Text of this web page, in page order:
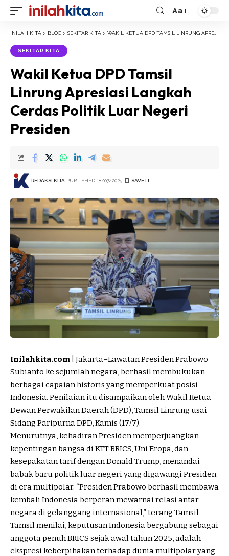
Font
Aa
INILAH KITA > BLOG > SEKITAR KITA > WAKIL KETUA DPD TAMSIL LINRUNG APRESIASI LANGKAH CERDAS POLITIK LUAR NEGERI PRESIDEN
SEKITAR KITA
Wakil Ketua DPD Tamsil
Linrung Apresiasi Langkah
Cerdas Politik Luar Negeri
Presiden
REDAKSI KITA PUBLISHED 18/07/2025
Inilahkita.com | Jakarta–Lawatan Presiden Prabowo
Subianto ke sejumlah negara, berhasil membukukan
berbagai capaian historis yang memperkuat posisi
Indonesia. Penilaian itu disampaikan oleh Wakil Ketua
Dewan Perwakilan Daerah (DPD),Tamsil Linrung usai
Sidang Paripurna DPD, Kamis (17/7).
Menurutnya, kehadiran Presiden memperjuangkan
kepentingan bangsa di KTT BRICS, Uni Eropa, dan
kesepakatan tarif dengan Donald Trump, menandai
babak baru politik luar negeri yang digawangi Presiden
di era multipolar. “Presiden Prabowo berhasil membawa
kembali Indonesia berperan mewarnai relasi antar
negara di gelanggang internasional,” terang Tamsil
Tamsil menilai, keputusan Indonesia bergabung sebagai
anggota penuh BRICS sejak awal tahun 2025, adalah
ekspresi keberpihakan terhadap dunia multipolar yang